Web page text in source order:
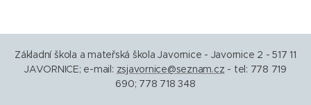
Základní škola a mateřská škola Javornice - Javornice 2 - 517 11
JAVORNICE; e-mail: zsjavornice@seznam.cz - tel: 778 719
690; 778 718 348